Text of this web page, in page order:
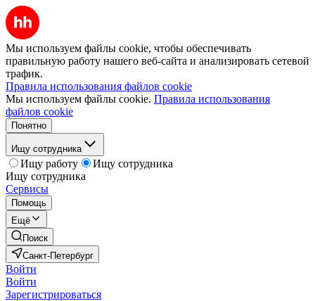
Мы используем файлы cookie, чтобы обеспечивать
правильную работу нашего веб-сайта и анализировать сетевой
трафик.
Правила использования файлов cookie
Мы используем файлы cookie. Правила использования
файлов cookie
Понятно
Ищу сотрудника
Ищу работу
Ищу сотрудника
Ищу сотрудника
Сервисы
Помощь
Ещё
Поиск
Санкт-Петербург
Войти
Войти
Зарегистрироваться